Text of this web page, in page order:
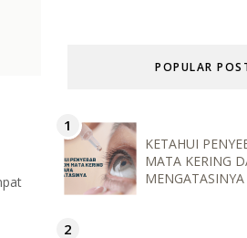
POPULAR
KETAHUI
MATA KERING
MENGATASINYA